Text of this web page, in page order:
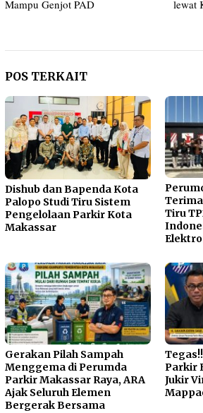
Mampu Genjot PAD
lewat
POS TERKAIT
Dishub dan Bapenda Kota
Palopo Studi Tiru Sistem
Pengelolaan Parkir Kota
Makassar
Tiru
Gerakan Pilah Sampah
Menggema di Perumda
Parkir Makassar Raya, ARA
Ajak Seluruh Elemen
Bergerak Bersama
Parkir
Jukir